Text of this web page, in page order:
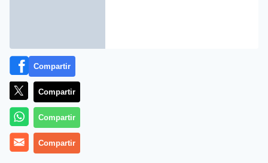
Compartir
Compartir
Compartir
Compartir